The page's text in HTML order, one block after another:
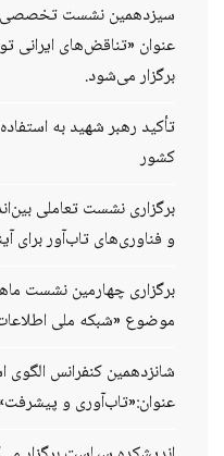
سیزدهمین نشست تخصصی
عنوان «تناقض‌های ایرانی
برگزار می‌شود.
تأکید رهبر شهید به
کشور
برگزاری نشست تعاملی
و فناوری‌های تاب‌آور برای
برگزاری چهارمین نشست
موضوع «شبکه ملی
شانزدهمین کنفرانس الگوی
عنوان:«تاب‌آوری و پیشرفت» در بهار 1406